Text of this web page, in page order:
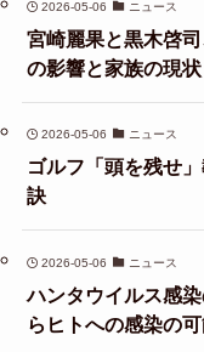
2026-05-06 ニュース
宮崎麗果と黒木啓
の影響と家族の現状
2026-05-06 ニュース
ゴルフ「頭を残せ
訣
2026-05-06 ニュース
ハンタウイルス感
らヒトへの感染の